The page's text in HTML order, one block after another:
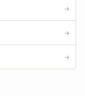
→
→
→